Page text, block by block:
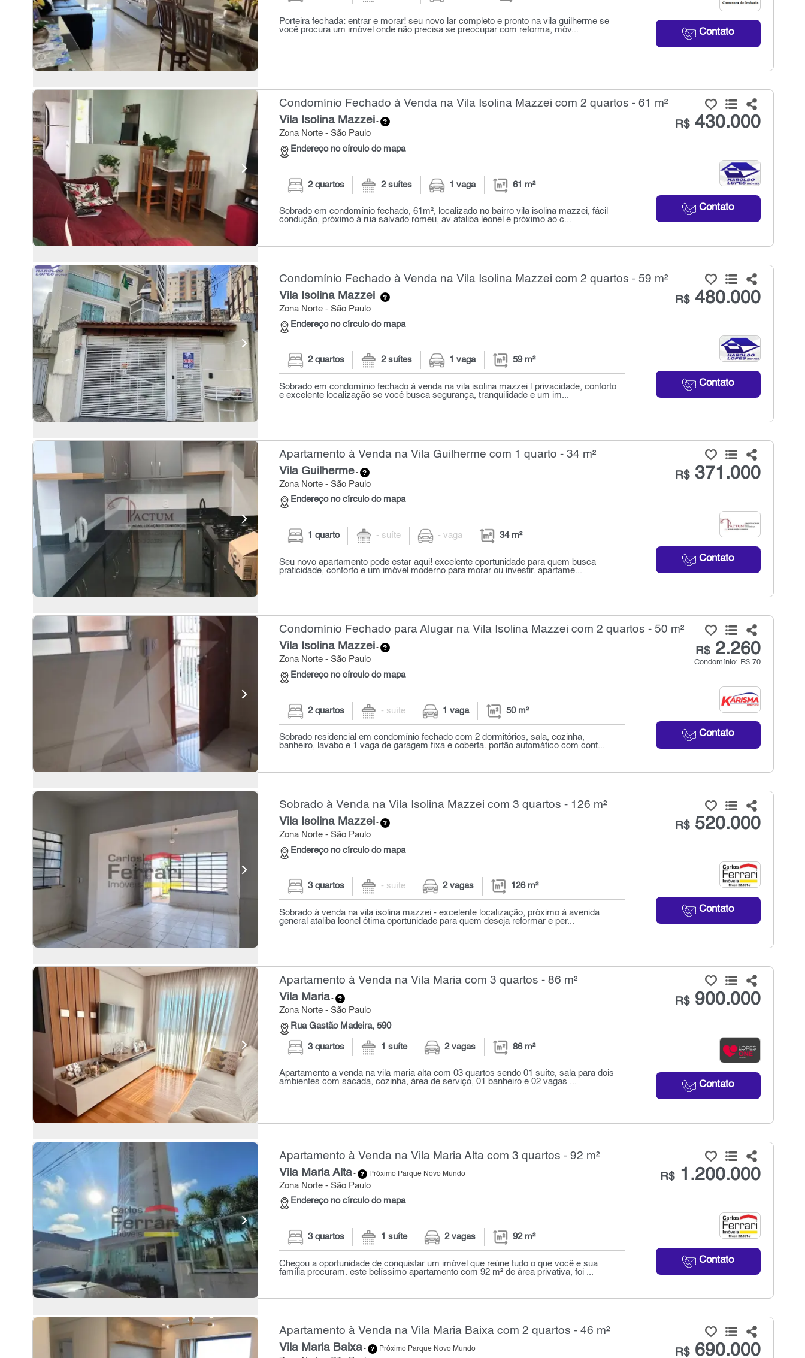
Contato
Porteira fechada: entrar e morar! seu novo lar completo e pronto na vila guilherme se
você procura um imóvel onde não precisa se preocupar com reforma, móv...
Condomínio Fechado à Venda na Vila Isolina Mazzei com 2 quartos - 61 m²
Vila Isolina Mazzei-
Zona Norte - São Paulo
Endereço no círculo do mapa
R$430.000
Contato
2 quartos 2 suítes 1 vaga 61 m²
Sobrado em condomínio fechado, 61m², localizado no bairro vila isolina mazzei, fácil
condução, próximo à rua salvado romeu, av ataliba leonel e próximo ao c...
Condomínio Fechado à Venda na Vila Isolina Mazzei com 2 quartos - 59 m²
Vila Isolina Mazzei-
Zona Norte - São Paulo
Endereço no círculo do mapa
R$480.000
Contato
2 quartos 2 suítes 1 vaga 59 m²
Sobrado em condomínio fechado à venda na vila isolina mazzei | privacidade, conforto
e excelente localização se você busca segurança, tranquilidade e um im...
Apartamento à Venda na Vila Guilherme com 1 quarto - 34 m²
Vila Guilherme-
Zona Norte - São Paulo
Endereço no círculo do mapa
R$371.000
Contato
1 quarto - suíte - vaga 34 m²
Seu novo apartamento pode estar aqui! excelente oportunidade para quem busca
praticidade, conforto e um imóvel moderno para morar ou investir. apartame...
Condomínio Fechado para Alugar na Vila Isolina Mazzei com 2 quartos - 50 m²
Vila Isolina Mazzei-
Zona Norte - São Paulo
Endereço no círculo do mapa
R$2.260
Condomínio: R$ 70
Contato
2 quartos - suíte 1 vaga 50 m²
Sobrado residencial em condomínio fechado com 2 dormitórios, sala, cozinha,
banheiro, lavabo e 1 vaga de garagem fixa e coberta. portão automático com cont...
Sobrado à Venda na Vila Isolina Mazzei com 3 quartos - 126 m²
Vila Isolina Mazzei-
Zona Norte - São Paulo
Endereço no círculo do mapa
R$520.000
Contato
3 quartos - suíte 2 vagas 126 m²
Sobrado à venda na vila isolina mazzei - excelente localização, próximo à avenida
general ataliba leonel ótima oportunidade para quem deseja reformar e per...
Apartamento à Venda na Vila Maria com 3 quartos - 86 m²
Vila Maria-
Zona Norte - São Paulo
Rua Gastão Madeira, 590
R$900.000
Contato
3 quartos 1 suíte 2 vagas 86 m²
Apartamento a venda na vila maria alta com 03 quartos sendo 01 suíte, sala para dois
ambientes com sacada, cozinha, área de serviço, 01 banheiro e 02 vagas ...
Apartamento à Venda na Vila Maria Alta com 3 quartos - 92 m²
Vila Maria Alta- Próximo Parque Novo Mundo
Zona Norte - São Paulo
Endereço no círculo do mapa
R$1.200.000
Contato
3 quartos 1 suíte 2 vagas 92 m²
Chegou a oportunidade de conquistar um imóvel que reúne tudo o que você e sua
família procuram. este belíssimo apartamento com 92 m² de área privativa, foi ...
Apartamento à Venda na Vila Maria Baixa com 2 quartos - 46 m²
Vila Maria Baixa- Próximo Parque Novo Mundo R$690.000